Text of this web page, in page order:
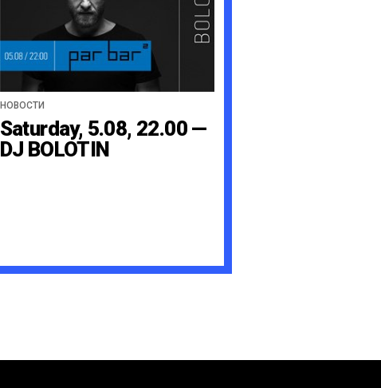
НОВОСТИ
Saturday, 5.08, 22.00 —
DJ BOLOTIN